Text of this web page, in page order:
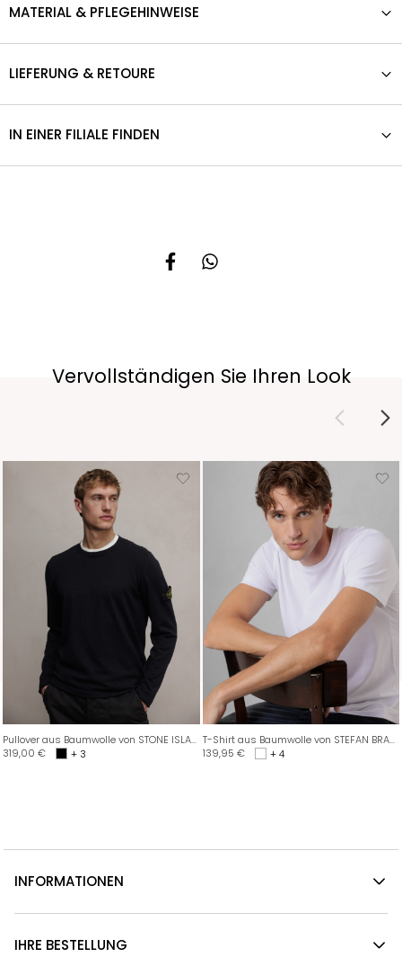
MATERIAL & PFLEGEHINWEISE
LIEFERUNG & RETOURE
IN EINER FILIALE FINDEN
Vervollständigen Sie Ihren Look
Pullover aus Baumwolle von STONE ISLAND
319,00 € + 3
T-Shirt aus Baumwolle von STEFAN BRANDT
139,95 € + 4
INFORMATIONEN
IHRE BESTELLUNG